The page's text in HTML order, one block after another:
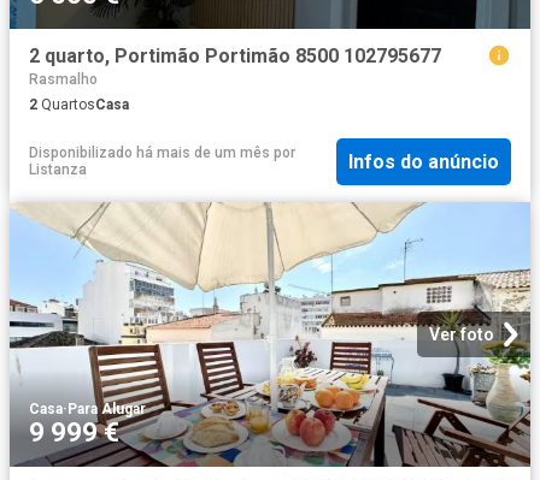
2 quarto, Portimão Portimão 8500 102795677
Rasmalho
2 QuartosCasa
Disponibilizado há mais de um mês por
Listanza
Infos do anúncio
Ver foto
Casa· Para Alugar
9 999 €